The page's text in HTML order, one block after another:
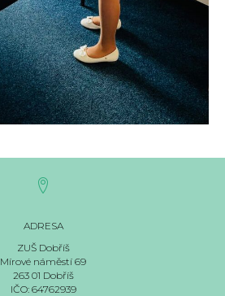
ADRESA
ZUŠ Dobříš
Mírové náměstí 69
263 01 Dobříš
IČO: 64762939